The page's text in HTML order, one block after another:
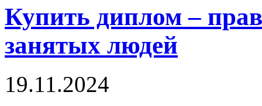
Купить диплом –
занятых людей
19.11.2024